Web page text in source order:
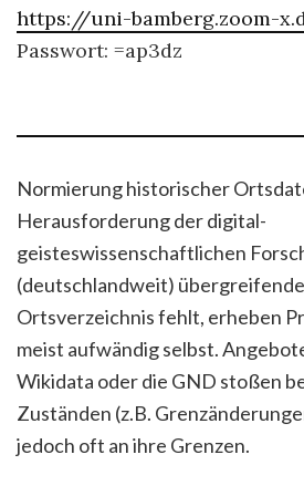
https://uni-bamberg.zoom-
Passwort: =ap3dz
Normierung historischer
Herausforderung der digital-
geisteswissenschaftlichen
(deutschlandweit)
Ortsverzeichnis fehlt, erheben
meist aufwändig selbst.
Wikidata oder die GND stoßen
Zuständen (z.B.
jedoch oft an ihre Grenzen.